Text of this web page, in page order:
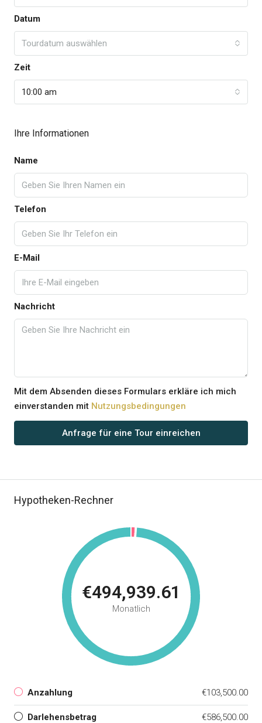
Datum
Tourdatum auswählen
Zeit
10:00 am
Ihre Informationen
Name
Telefon
E-Mail
Nachricht
Mit dem Absenden dieses Formulars erkläre ich mich
einverstanden mit Nutzungsbedingungen
Anfrage für eine Tour einreichen
Hypotheken-Rechner
€494,939.61
Monatlich
Anzahlung €103,500.00
Darlehensbetrag €586,500.00